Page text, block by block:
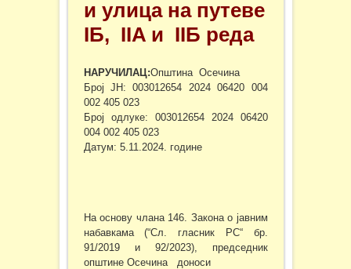
и улица на путеве
IБ, IIA и IIБ реда
НАРУЧИЛАЦ:Општина Осечина
Број ЈН: 003012654 2024 06420 004
002 405 023
Број одлуке: 003012654 2024 06420
004 002 405 023
Датум: 5.11.2024. године
На основу члана 146. Закона о јавним
набавкама (“Сл. гласник РС“ бр.
91/2019 и 92/2023), председник
општине Осечина доноси